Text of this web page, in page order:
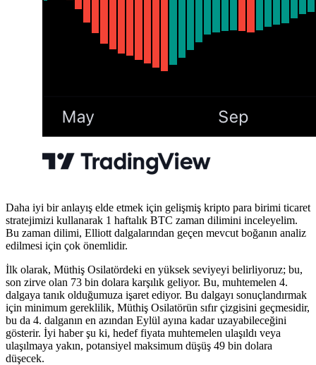
Daha iyi bir anlayış elde etmek için gelişmiş kripto para birimi ticaret
stratejimizi kullanarak 1 haftalık BTC zaman dilimini inceleyelim.
Bu zaman dilimi, Elliott dalgalarından geçen mevcut boğanın analiz
edilmesi için çok önemlidir.
İlk olarak, Müthiş Osilatördeki en yüksek seviyeyi belirliyoruz; bu,
son zirve olan 73 bin dolara karşılık geliyor. Bu, muhtemelen 4.
dalgaya tanık olduğumuza işaret ediyor. Bu dalgayı sonuçlandırmak
için minimum gereklilik, Müthiş Osilatörün sıfır çizgisini geçmesidir,
bu da 4. dalganın en azından Eylül ayına kadar uzayabileceğini
gösterir. İyi haber şu ki, hedef fiyata muhtemelen ulaşıldı veya
ulaşılmaya yakın, potansiyel maksimum düşüş 49 bin dolara
düşecek.